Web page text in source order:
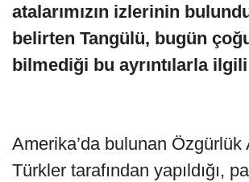
atalarımızın izlerinin
belirten Tangülü, bugün
bilmediği bu ayrıntılarla
Amerika’da bulunan Özgürlük
Türkler tarafından yapıldığı,